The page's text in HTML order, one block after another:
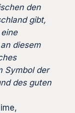
den
gibt,
diesem
Symbol der
des guten